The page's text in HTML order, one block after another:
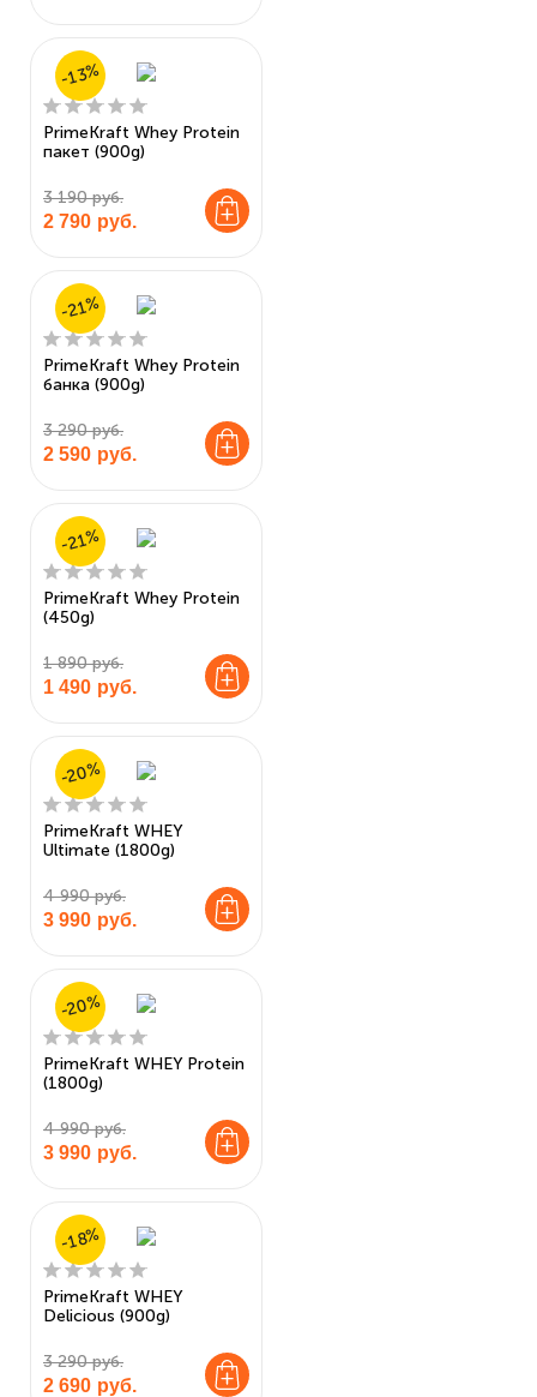
PrimeKraft Whey Protein
пакет (900g)
3 190 руб.
2 790 руб.
-13%
PrimeKraft Whey Protein
банка (900g)
3 290 руб.
2 590 руб.
-21%
PrimeKraft Whey Protein
(450g)
1 890 руб.
1 490 руб.
-21%
PrimeKraft WHEY
Ultimate (1800g)
4 990 руб.
3 990 руб.
-20%
PrimeKraft WHEY Protein
(1800g)
4 990 руб.
3 990 руб.
-20%
PrimeKraft WHEY
Delicious (900g)
3 290 руб.
2 690 руб.
-18%